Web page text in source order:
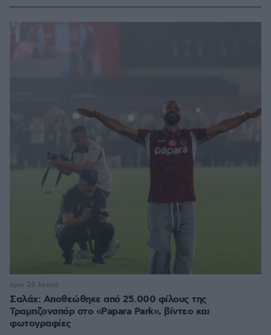
Σαλάχ: Αποθεώθηκε από 25.000 φίλους της
Τραμπζονσπόρ στο «Papara Park», βίντεο και
φωτογραφίες
πριν 26 λεπτά